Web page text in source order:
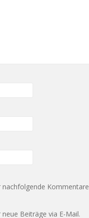
Beiträge via E-Mail.